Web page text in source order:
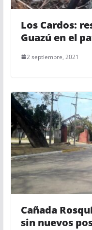
Los Cardos:
Guazú en el
2 septiembre, 2021
Cañada
sin nuevos